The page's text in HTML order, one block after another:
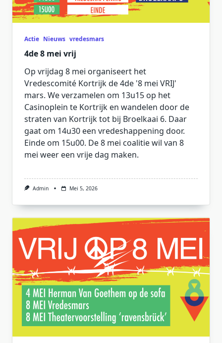
Actie Nieuws vredesmars
4de 8 mei vrij
Op vrijdag 8 mei organiseert het
Vredescomité Kortrijk de 4de '8 mei VRIJ'
mars. We verzamelen om 13u15 op het
Casinoplein te Kortrijk en wandelen door de
straten van Kortrijk tot bij Broelkaai 6. Daar
gaat om 14u30 een vredeshappening door.
Einde om 15u00. De 8 mei coalitie wil van 8
mei weer een vrije dag maken.
Admin Mei 5, 2026